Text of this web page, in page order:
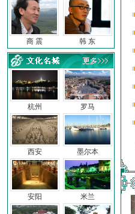
商 震 韩 东
杭州
西安
安阳
罗马
墨尔本
米兰